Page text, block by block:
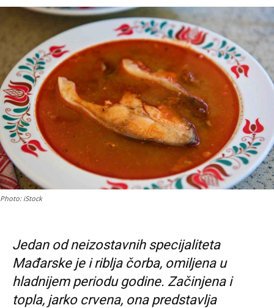
Photo: iStock
Jedan od neizostavnih specijaliteta
Mađarske je i riblja čorba, omiljena u
hladnijem periodu godine. Začinjena i
topla, jarko crvena, ona predstavlja